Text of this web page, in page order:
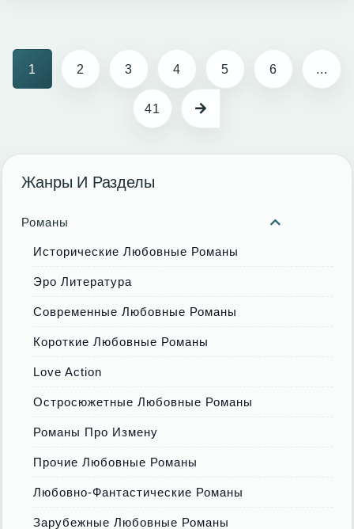
1 2 3 4 5 6 ...
41
Жанры И Разделы
Романы
Исторические Любовные Романы
Эро Литература
Современные Любовные Романы
Короткие Любовные Романы
Love Action
Остросюжетные Любовные Романы
Романы Про Измену
Прочие Любовные Романы
Любовно-Фантастические Романы
Зарубежные Любовные Романы